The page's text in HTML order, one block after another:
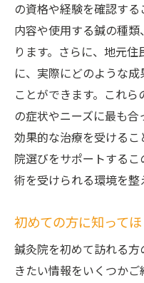
の資格や経験を確認す
内容や使用する鍼の種
ります。さらに、地元
に、実際にどのような
ことができます。これ
の症状やニーズに最も
効果的な治療を受ける
院選びをサポートする
術を受けられる環境を整
初めての方に知って
鍼灸院を初めて訪れる
きたい情報をいくつか